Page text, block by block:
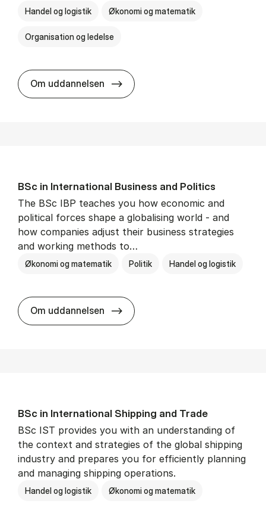
Handel og logistik Økonomi og matematik
Organisation og ledelse
Om uddannelsen BSc in In­ter­na­tion­al Busi­ness
BSc in In­ter­na­tion­al Busi­ness and Polit­ics
The BSc IBP teaches you how economic and
political forces shape a globalising world - and
how companies adjust their business strategies
and working methods to…
Økonomi og matematik Politik Handel og logistik
Om uddannelsen BSc in In­ter­na­tion­al Busi­ness
BSc in In­ter­na­tion­al Ship­ping and Trade
BSc IST provides you with an understanding of
the context and strategies of the global shipping
industry and prepares you for efficiently planning
and managing shipping operations.
Handel og logistik Økonomi og matematik